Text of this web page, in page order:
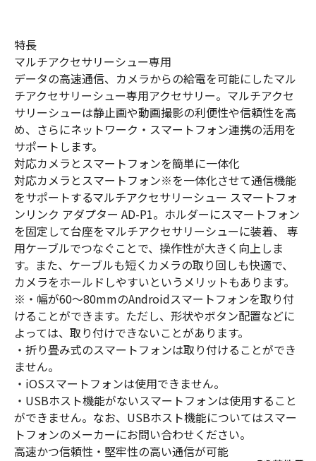
特長
マルチアクセサリーシュー専用
データの高速通信、カメラからの給電を可能にしたマル
チアクセサリーシュー専用アクセサリー。マルチアクセ
サリーシューは静止画や動画撮影の利便性や信頼性を高
め、さらにネットワーク・スマートフォン連携の活用を
サポートします。
対応カメラとスマートフォンを簡単に一体化
対応カメラとスマートフォン※を一体化させて通信機能
をサポートするマルチアクセサリーシュー スマートフォ
ンリンク アダプター AD-P1。ホルダーにスマートフォン
を固定して台座をマルチアクセサリーシューに装着、 専
用ケーブルでつなぐことで、操作性が大きく向上しま
す。また、ケーブルも短くカメラの取り回しも快適で、
カメラをホールドしやすいというメリットもあります。
※ ・幅が60〜80mmのAndroidスマートフォンを取り付
けることができます。ただし、形状やボタン配置などに
よっては、取り付けできないことがあります。
・折り畳み式のスマートフォンは取り付けることができ
ません。
・iOSスマートフォンは使用できません。
・USBホスト機能がないスマートフォンは使用すること
ができません。なお、USBホスト機能についてはスマー
トフォンのメーカーにお問い合わせください。
高速かつ信頼性・堅牢性の高い通信が可能